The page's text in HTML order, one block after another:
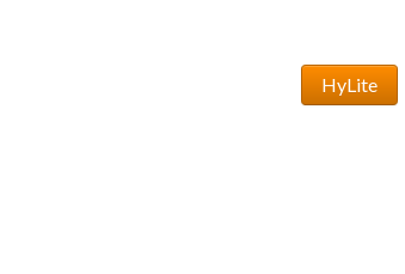
HyLite